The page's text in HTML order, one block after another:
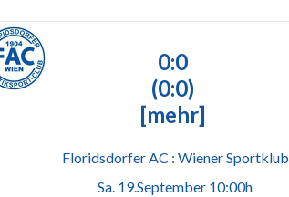
0:0
(0:0)
[mehr]
Floridsdorfer AC : Wiener Sportklub
Sa. 19.September 10:00h